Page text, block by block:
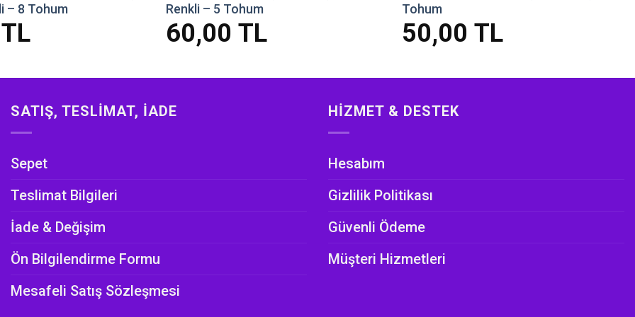
– 8 Tohum
TL
Renkli – 5 Tohum
60,00 TL
Tohum
50,00TL
SATIŞ, TESLIMAT, İADE
Sepet
Teslimat Bilgileri
İade & Değişim
Ön Bilgilendirme Formu
Mesafeli Satış Sözleşmesi
HIZMET & DESTEK
Hesabım
Gizlilik Politikası
Güvenli Ödeme
Müşteri Hizmetleri